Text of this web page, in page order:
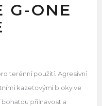
G-ONE
terénní použití. Agresivní
kazetovými bloky ve
přilnavost a